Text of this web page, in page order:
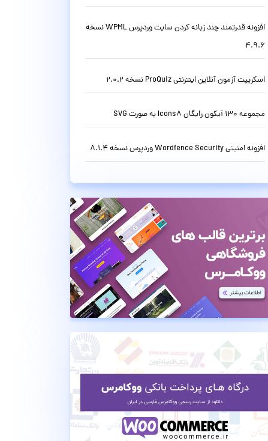
افزونه قدرتمند چند زبانه کردن سایت وردپرس WPML نسخه
4.9.6
اسکریپت آزمون آنلاین اینترنتی ProQuiz نسخه 2.0.2
مجموعه 130 آیکون رایگان Icons8 به صورت SVG
افزونه امنیتی Wordfence Security وردپرس نسخه 8.1.4